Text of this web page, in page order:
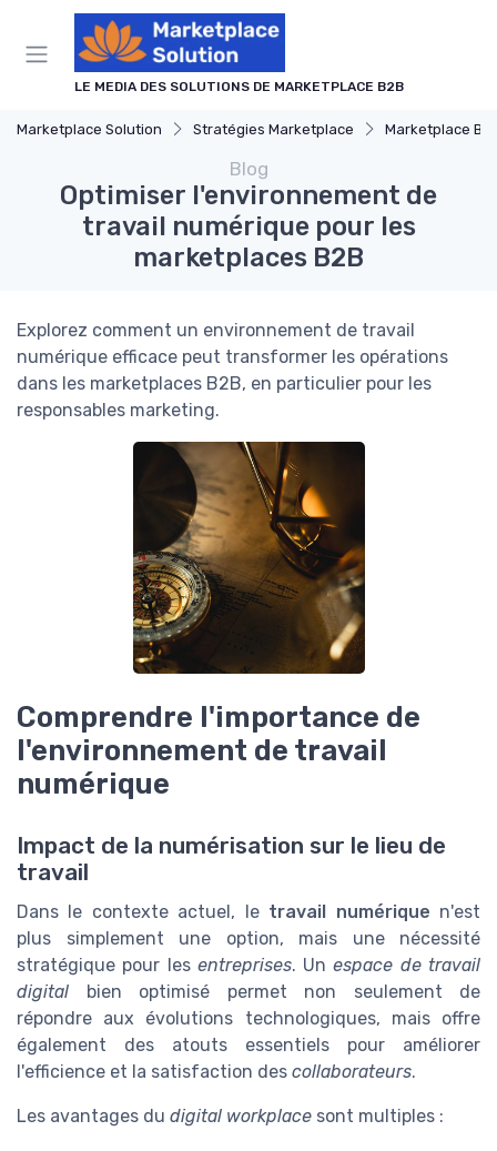
LE MEDIA DES SOLUTIONS DE MARKETPLACE B2B
Marketplace Solution Stratégies Marketplace Marketplace
Blog
Optimiser l'environnement de
travail numérique pour les
marketplaces B2B
Explorez comment un environnement de travail
numérique efficace peut transformer les opérations
dans les marketplaces B2B, en particulier pour les
responsables marketing.
Comprendre l'importance de
l'environnement de travail
numérique
Impact de la numérisation sur le lieu de
travail
Dans le contexte actuel, le travail numérique n'est
plus simplement une option, mais une nécessité
stratégique pour les entreprises. Unespace de travail
digital bien optimisé permet non seulement de
répondre aux évolutions technologiques, mais offre
également des atouts essentiels pour améliorer
l'efficience et la satisfaction des collaborateurs.
Les avantages du digital workplace sont multiples :
Panneau de gestion des cookies